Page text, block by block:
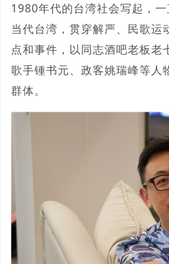
1980年代的台湾社会写起，
当代台湾，贯穿解严、民歌运
点和事件，以同志酒吧老板老
歌手锺书元、政客姚瑞峰等人
群体。